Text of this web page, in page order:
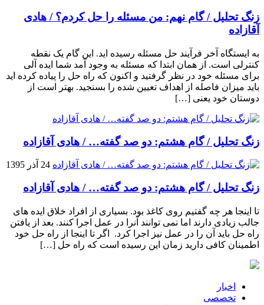
زنگ تحلیل / گام نهم: من مسئله را حل کردم؟ / هادی
آقازاده
به ایستگاه آخر فرآیند حل مسئله رسیده اید. این گام یک نقطه
کنترلی است. از همان ابتدا که مسئله به وجود آمد شما ایده آلی
برای مسئله خود در نظر گرفتید و اکنون که راه حل را پیاده کرده اید
باید میزان فاصله از اهداف تعیین شده را بسنجید. بهتر است از
دوستان خود یعنی […]
زنگ تحلیل / گام هشتم: دو صد گفته… / هادی آقازاده
24 آذر 1395
زنگ تحلیل / گام هشتم: دو صد گفته… / هادی آقازاده
تا اینجا هر چه گفتیم روی کاغذ بود. بسیاری از افراد خلاق ایده های
جالب زیادی دارند اما نمی توانند آنرا در عمل اجرا کنند. بعد از یافتن
راه حل باید آن را در عمل نیز اجرا کرد. اگر تا اینجا از راه حل خود
اطمینان کافی دارید زمان این رسیده است که راه حل […]
اخبار
تخصصی